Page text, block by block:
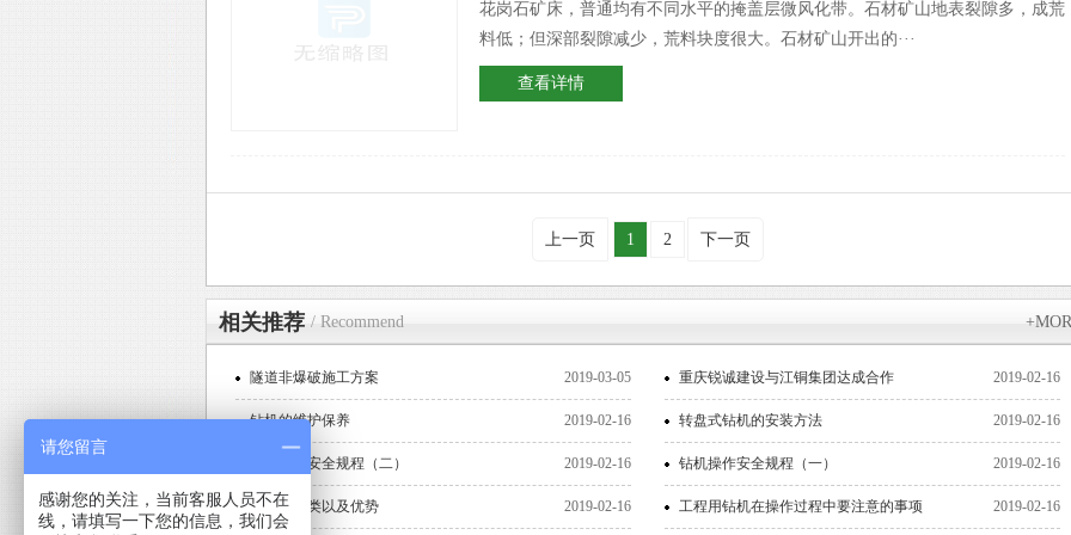
花岗石矿床，普通均有不同水平的掩盖层微风化带。石材矿山地表裂隙多，成荒
料低；但深部裂隙减少，荒料块度很大。石材矿山开出的···
查看详情
上一页 1 2 下一页
相关推荐 / Recommend
隧道非爆破施工方案 2019-03-05 重庆锐诚建设与江铜集团达成合作 2019-02-16
钻机的维护保养 2019-02-16 转盘式钻机的安装方法 2019-02-16
钻机操作安全规程（二） 2019-02-16 钻机操作安全规程（一） 2019-02-16
水钻机分类以及优势 2019-02-16 工程用钻机在操作过程中要注意的事项 2019-02-16
请您留言
感谢您的关注，当前客服人员不在
线，请填写一下您的信息，我们会